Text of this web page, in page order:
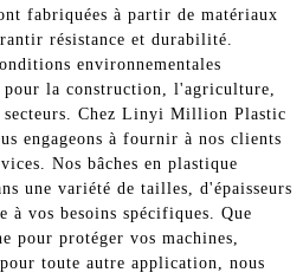
fabriquées à partir de matériaux
résistance et durabilité.
environnementales
la construction, l'agriculture,
Chez Linyi Million Plastic
engageons à fournir à nos clients
Nos bâches en plastique
une variété de tailles, d'épaisseurs
à vos besoins spécifiques. Que
pour protéger vos machines,
toute autre application, nous